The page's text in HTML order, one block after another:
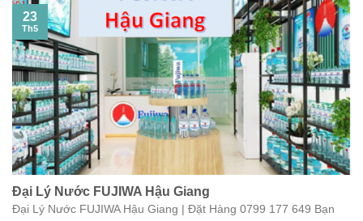
Đại Lý Nước FUJIWA Hậu Giang
Đại Lý Nước FUJIWA Hậu Giang | Đặt Hàng 0799 177 649 Bạn
23
Th5